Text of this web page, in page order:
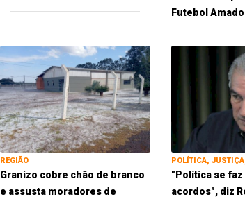
Futebol
REGIÃO
Granizo cobre chão de branco
e assusta moradores de
POLÍTICA,
"Política se
acordos", diz